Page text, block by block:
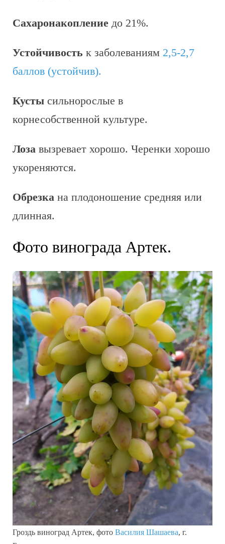
Сахаронакопление до 21%.
Устойчивость к заболеваниям 2,5-2,7
баллов (устойчив).
Кусты сильнорослые в
корнесобственной культуре.
Лоза вызревает хорошо. Черенки хорошо
укореняются.
Обрезка на плодоношение средняя или
длинная.
Фото винограда Артек.
Гроздь виноград Артек, фото Василия Шашаева, г.